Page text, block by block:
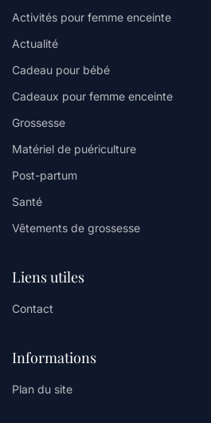
Activités pour femme enceinte
Actualité
Cadeau pour bébé
Cadeaux pour femme enceinte
Grossesse
Matériel de puériculture
Post-partum
Santé
Vêtements de grossesse
Liens utiles
Contact
Informations
Plan du site